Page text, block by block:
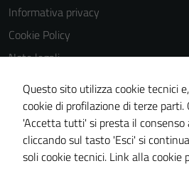
Informativa privacy
Cookie Policy
Note legali
Obiettivi di accessibilità
Dichiarazione di accessibilità
Piano di miglioramento del sito
Whistleblowing
Questo sito utilizza cookie tecnici
cookie di profilazione di terze
'Accetta tutti' si presta il consenso
cliccando sul tasto 'Esci' si
soli cookie tecnici. Link alla cookie